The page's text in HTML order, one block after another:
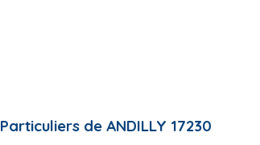
Particuliers de ANDILLY 17230